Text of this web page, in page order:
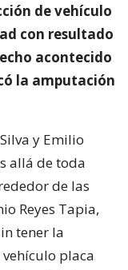
de vehículo
con resultado
acontecido
la amputación
y Emilio
allá de toda
de las
Reyes Tapia,
tener la
placa